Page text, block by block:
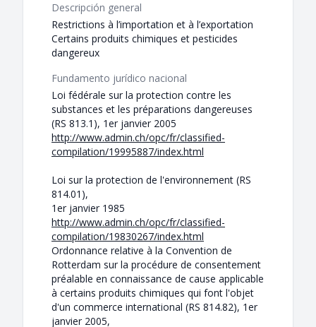
Descripción general
Restrictions à l’importation et à l’exportation
Certains produits chimiques et pesticides
dangereux
Fundamento jurídico nacional
Loi fédérale sur la protection contre les
substances et les préparations dangereuses
(RS 813.1), 1er janvier 2005
http://www.admin.ch/opc/fr/classified-
compilation/19995887/index.html
Loi sur la protection de l'environnement (RS
814.01),
1er janvier 1985
http://www.admin.ch/opc/fr/classified-
compilation/19830267/index.html
Ordonnance relative à la Convention de
Rotterdam sur la procédure de consentement
préalable en connaissance de cause applicable
à certains produits chimiques qui font l'objet
d'un commerce international (RS 814.82), 1er
janvier 2005,